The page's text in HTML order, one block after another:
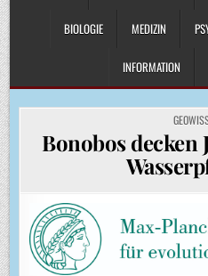
BIOLOGIE MEDIZIN
INFORMATION
POSTED
IN
Bonobos decken